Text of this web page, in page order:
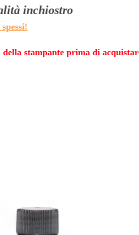
inchiostro
stampante prima di